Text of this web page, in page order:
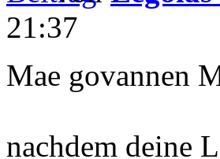
21:37
Mae govannen
nachdem deine